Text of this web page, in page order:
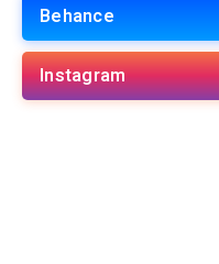
Behance
Instagram